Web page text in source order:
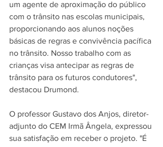
um agente de aproximação do público
com o trânsito nas escolas municipais,
proporcionando aos alunos noções
básicas de regras e convivência pacífica
no trânsito. Nosso trabalho com as
crianças visa antecipar as regras de
trânsito para os futuros condutores",
destacou Drumond.
O professor Gustavo dos Anjos, diretor-
adjunto do CEM Irmã Ângela, expressou
sua satisfação em receber o projeto. "É